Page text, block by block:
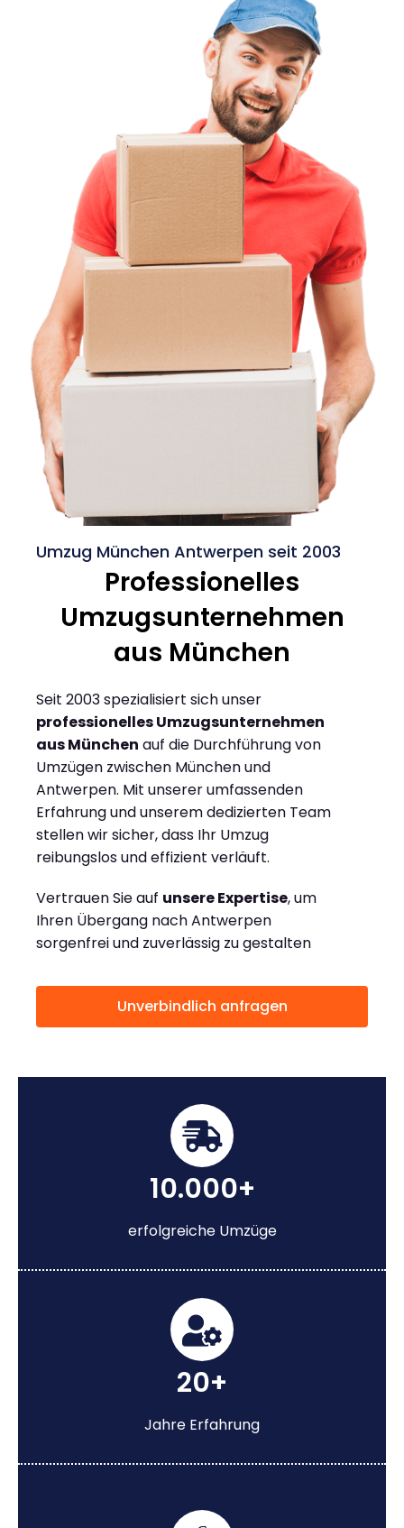
Umzug München Antwerpen seit 2003
Professionelles
Umzugsunternehmen
aus München
Seit 2003 spezialisiert sich unser
professionelles Umzugsunternehmen
aus München auf die Durchführung von
Umzügen zwischen München und
Antwerpen. Mit unserer umfassenden
Erfahrung und unserem dedizierten Team
stellen wir sicher, dass Ihr Umzug
reibungslos und effizient verläuft.
Vertrauen Sie auf unsere Expertise, um
Ihren Übergang nach Antwerpen
sorgenfrei und zuverlässig zu gestalten
Unverbindlich anfragen
10.000+
erfolgreiche Umzüge
20+
Jahre Erfahrung